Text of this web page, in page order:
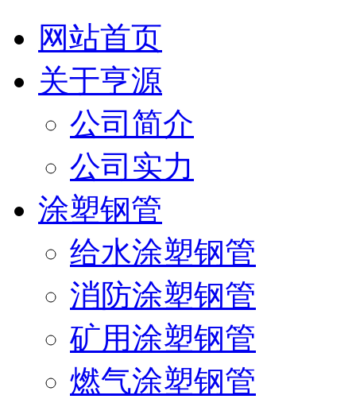
网站首页
关于亨源
公司简介
公司实力
涂塑钢管
给水涂塑钢管
消防涂塑钢管
矿用涂塑钢管
燃气涂塑钢管